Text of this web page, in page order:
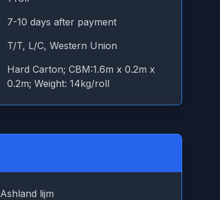
7-10 days after payment
T/T, L/C, Western Union
Hard Carton; CBM:1.6m x 0.2m x
0.2m; Weight: 14kg/roll
Ashland lijm